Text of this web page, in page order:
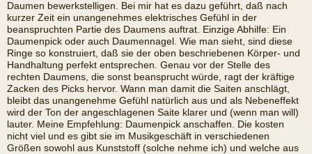
Daumen bewerkstelligen. Bei mir hat es dazu geführt, daß nach
kurzer Zeit ein unangenehmes elektrisches Gefühl in der
beanspruchten Partie des Daumens auftrat. Einzige Abhilfe: Ein
Daumenpick oder auch Daumennagel. Wie man sieht, sind diese
Ringe so konstruiert, daß sie der oben beschriebenen Körper- und
Handhaltung perfekt entsprechen. Genau vor der Stelle des
rechten Daumens, die sonst beansprucht würde, ragt der kräftige
Zacken des Picks hervor. Wann man damit die Saiten anschlägt,
bleibt das unangenehme Gefühl natürlich aus und als Nebeneffekt
wird der Ton der angeschlagenen Saite klarer und (wenn man will)
lauter. Meine Empfehlung: Daumenpick anschaffen. Die kosten
nicht viel und es gibt sie im Musikgeschäft in verschiedenen
Größen sowohl aus Kunststoff (solche nehme ich) und welche aus